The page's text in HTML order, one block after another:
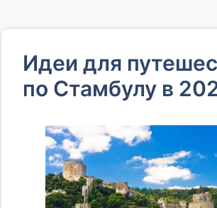
Идеи для
по Стамбулу в